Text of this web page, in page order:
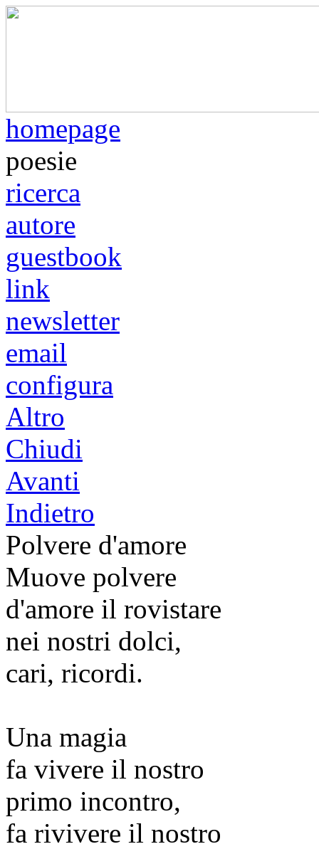
homepage
poesie
ricerca
autore
guestbook
link
newsletter
email
configura
Altro
Chiudi
Avanti
Indietro
Polvere d'amore
Muove polvere
d'amore il rovistare
nei nostri dolci,
cari, ricordi.
Una magia
fa vivere il nostro
primo incontro,
fa rivivere il nostro